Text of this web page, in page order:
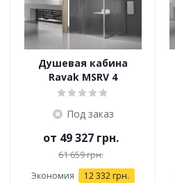
Душевая кабина
Ravak MSRV 4
Под заказ
от 49 327 грн.
61 659 грн.
Экономия 12 332 грн.